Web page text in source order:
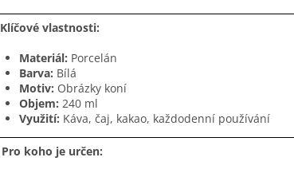
Klíčové vlastnosti:
Materiál: Porcelán
Barva: Bílá
Motiv: Obrázky koní
Objem: 240 ml
Využití: Káva, čaj, kakao, každodenní používání
Pro koho je určen: